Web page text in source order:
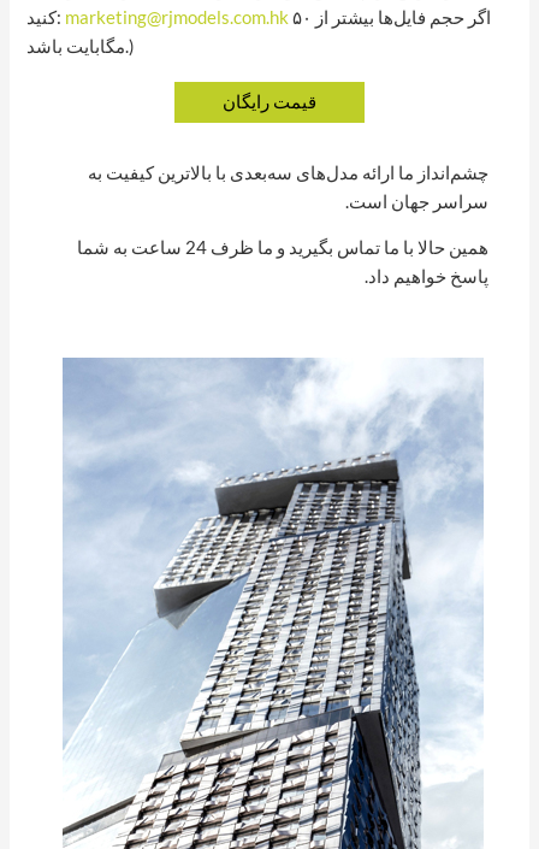
کنید: marketing@rjmodels.com.hk اگر حجم فایل‌ها بیشتر از ۵۰
مگابایت باشد.)
چشم‌انداز ما ارائه مدل‌های سه‌بعدی با بالاترین کیفیت به
سراسر جهان است.
همین حالا با ما تماس بگیرید و ما ظرف 24 ساعت به شما
پاسخ خواهیم داد.